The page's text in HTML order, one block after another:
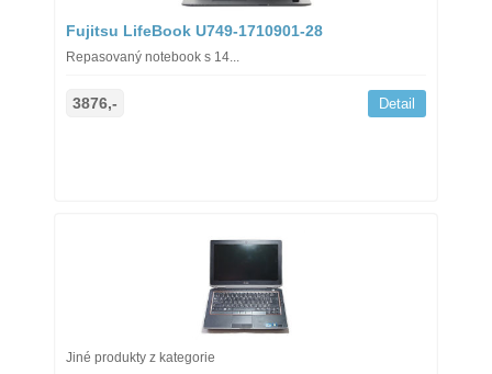
Fujitsu LifeBook U749-1710901-28
Repasovaný notebook s 14...
3876,- Detail
Jiné produkty z kategorie